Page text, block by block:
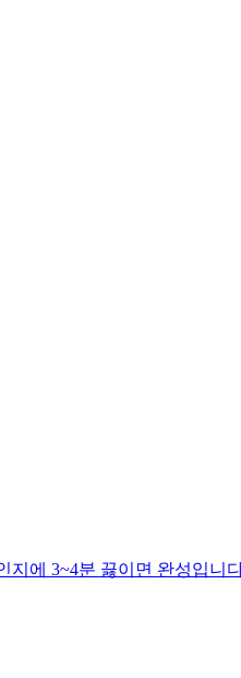
에 3~4분 끓이면 완성입니